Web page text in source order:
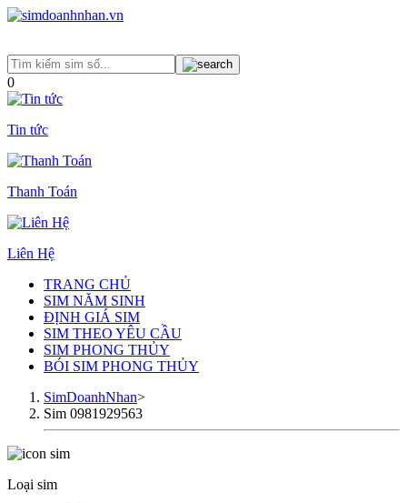
0
Tin tức
Thanh Toán
Liên Hệ
TRANG CHỦ
SIM NĂM SINH
ĐỊNH GIÁ SIM
SIM THEO YÊU CẦU
SIM PHONG THỦY
BÓI SIM PHONG THỦY
SimDoanhNhan>
Sim 0981929563
Loại sim